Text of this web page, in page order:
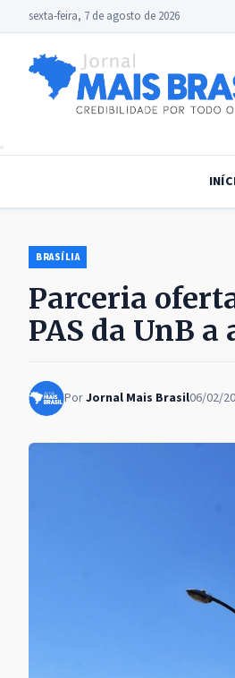
sexta-feira, 7 de agosto de 2026
BRASÍLIA
Parceria
PAS da UnB
PorJornal Mais Brasil06/02/